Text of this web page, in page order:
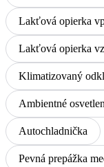
Lakťová opierka
Lakťová opierka
Klimatizovaný
Ambientné
Autochladnička
Pevná prepážka